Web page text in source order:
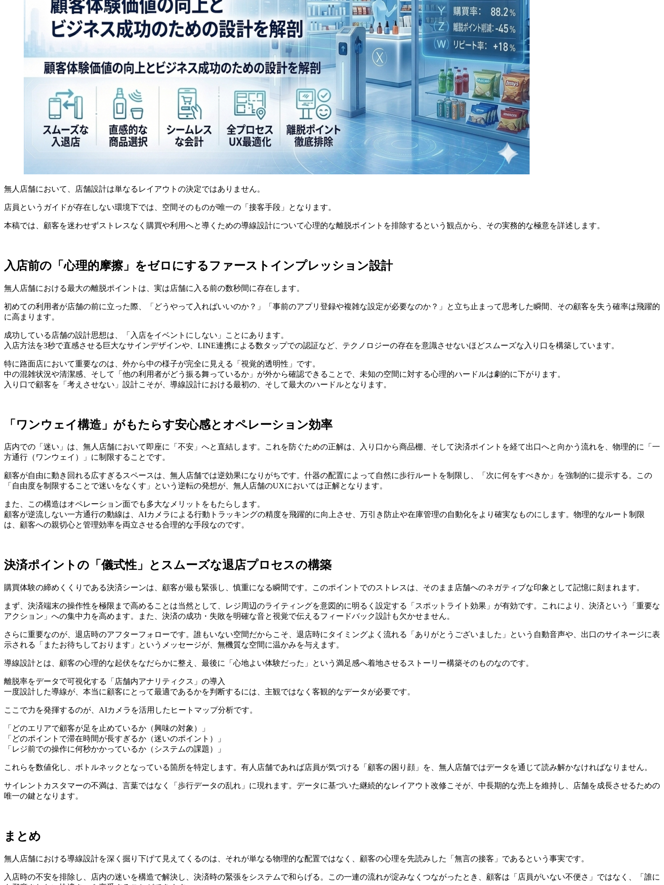
無人店舗において、店舗設計は単なるレイアウトの決定ではありません。
店員というガイドが存在しない環境下では、空間そのものが唯一の「接客手段」となります。
本稿では、顧客を迷わせずストレスなく購買や利用へと導くための導線設計について心理的な離脱ポイントを排除するという観点から、その実務的な極意を詳述します。
入店前の「心理的摩擦」をゼロにするファーストインプレッション設計
無人店舗における最大の離脱ポイントは、実は店舗に入る前の数秒間に存在します。
初めての利用者が店舗の前に立った際、「どうやって入ればいいのか？」「事前のアプリ登録や複雑な設定が必要なのか？」と立ち止まって思考した瞬間、その顧客を失う確率は飛躍的
に高まります。
成功している店舗の設計思想は、「入店をイベントにしない」ことにあります。
入店方法を3秒で直感させる巨大なサインデザインや、LINE連携による数タップでの認証など、テクノロジーの存在を意識させないほどスムーズな入り口を構築しています。
特に路面店において重要なのは、外から中の様子が完全に見える「視覚的透明性」です。
中の混雑状況や清潔感、そして「他の利用者がどう振る舞っているか」が外から確認できることで、未知の空間に対する心理的ハードルは劇的に下がります。
入り口で顧客を「考えさせない」設計こそが、導線設計における最初の、そして最大のハードルとなります。
「ワンウェイ構造」がもたらす安心感とオペレーション効率
店内での「迷い」は、無人店舗において即座に「不安」へと直結します。これを防ぐための正解は、入り口から商品棚、そして決済ポイントを経て出口へと向かう流れを、物理的に「一
方通行（ワンウェイ）」に制限することです。
顧客が自由に動き回れる広すぎるスペースは、無人店舗では逆効果になりがちです。什器の配置によって自然に歩行ルートを制限し、「次に何をすべきか」を強制的に提示する。この
「自由度を制限することで迷いをなくす」という逆転の発想が、無人店舗のUXにおいては正解となります。
また、この構造はオペレーション面でも多大なメリットをもたらします。
顧客が逆流しない一方通行の動線は、AIカメラによる行動トラッキングの精度を飛躍的に向上させ、万引き防止や在庫管理の自動化をより確実なものにします。物理的なルート制限
は、顧客への親切心と管理効率を両立させる合理的な手段なのです。
決済ポイントの「儀式性」とスムーズな退店プロセスの構築
購買体験の締めくくりである決済シーンは、顧客が最も緊張し、慎重になる瞬間です。このポイントでのストレスは、そのまま店舗へのネガティブな印象として記憶に刻まれます。
まず、決済端末の操作性を極限まで高めることは当然として、レジ周辺のライティングを意図的に明るく設定する「スポットライト効果」が有効です。これにより、決済という「重要な
アクション」への集中力を高めます。また、決済の成功・失敗を明確な音と視覚で伝えるフィードバック設計も欠かせません。
さらに重要なのが、退店時のアフターフォローです。誰もいない空間だからこそ、退店時にタイミングよく流れる「ありがとうございました」という自動音声や、出口のサイネージに表
示される「またお待ちしております」というメッセージが、無機質な空間に温かみを与えます。
導線設計とは、顧客の心理的な起伏をなだらかに整え、最後に「心地よい体験だった」という満足感へ着地させるストーリー構築そのものなのです。
離脱率をデータで可視化する「店舗内アナリティクス」の導入
一度設計した導線が、本当に顧客にとって最適であるかを判断するには、主観ではなく客観的なデータが必要です。
ここで力を発揮するのが、AIカメラを活用したヒートマップ分析です。
「どのエリアで顧客が足を止めているか（興味の対象）」
「どのポイントで滞在時間が長すぎるか（迷いのポイント）」
「レジ前での操作に何秒かかっているか（システムの課題）」
これらを数値化し、ボトルネックとなっている箇所を特定します。有人店舗であれば店員が気づける「顧客の困り顔」を、無人店舗ではデータを通じて読み解かなければなりません。
サイレントカスタマーの不満は、言葉ではなく「歩行データの乱れ」に現れます。データに基づいた継続的なレイアウト改修こそが、中長期的な売上を維持し、店舗を成長させるための
唯一の鍵となります。
まとめ
無人店舗における導線設計を深く掘り下げて見えてくるのは、それが単なる物理的な配置ではなく、顧客の心理を先読みした「無言の接客」であるという事実です。
入店時の不安を排除し、店内の迷いを構造で解決し、決済時の緊張をシステムで和らげる。この一連の流れが淀みなくつながったとき、顧客は「店員がいない不便さ」ではなく、「誰に